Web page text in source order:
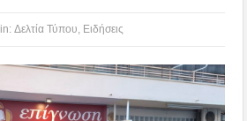
in:Δελτία Τύπου Ειδήσεις